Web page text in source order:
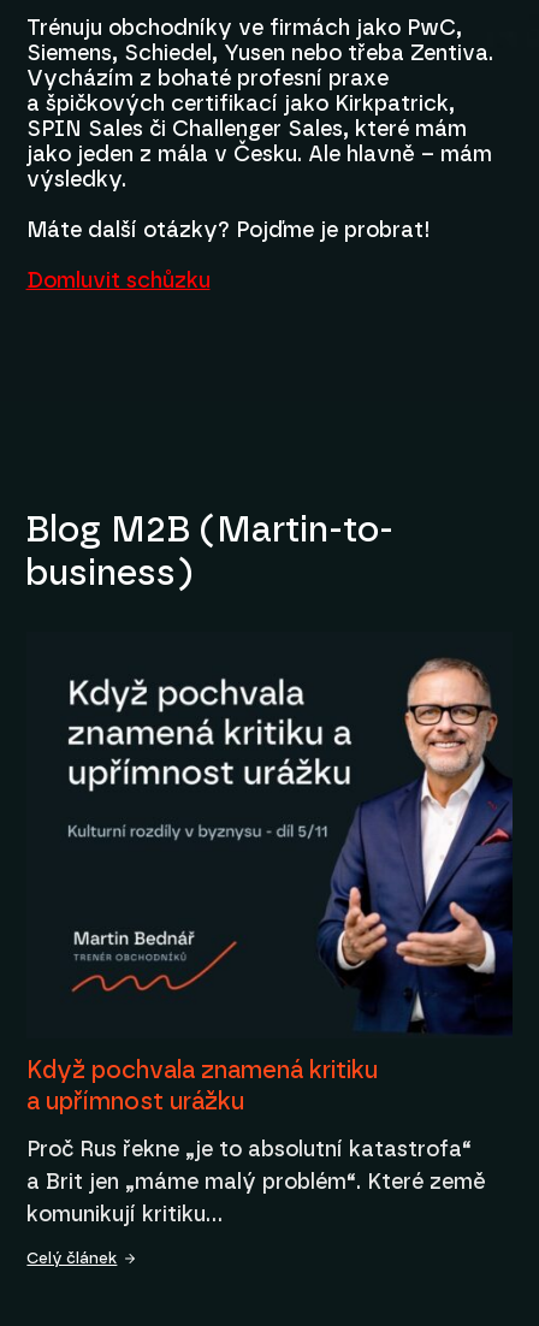
Trénuju obchodníky ve firmách jako PwC,
Siemens, Schiedel, Yusen nebo třeba Zentiva.
Vycházím z bohaté profesní praxe
a špičkových certifikací jako Kirkpatrick,
SPIN Sales či Challenger Sales, které mám
jako jeden z mála v Česku. Ale hlavně – mám
výsledky.
Máte další otázky? Pojďme je probrat!
Domluvit schůzku
Blog M2B (Martin-to-
business)
Když pochvala znamená kritiku
a upřímnost urážku
Proč Rus řekne „je to absolutní katastrofa“
a Brit jen „máme malý problém“. Které země
komunikují kritiku…
Celý článek